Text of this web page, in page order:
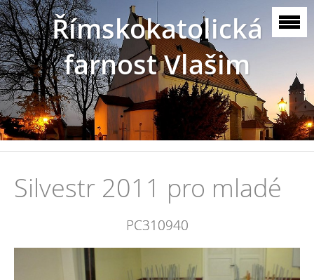
Římskokatolická
farnost Vlašim
Silvestr 2011 pro mladé
PC310940